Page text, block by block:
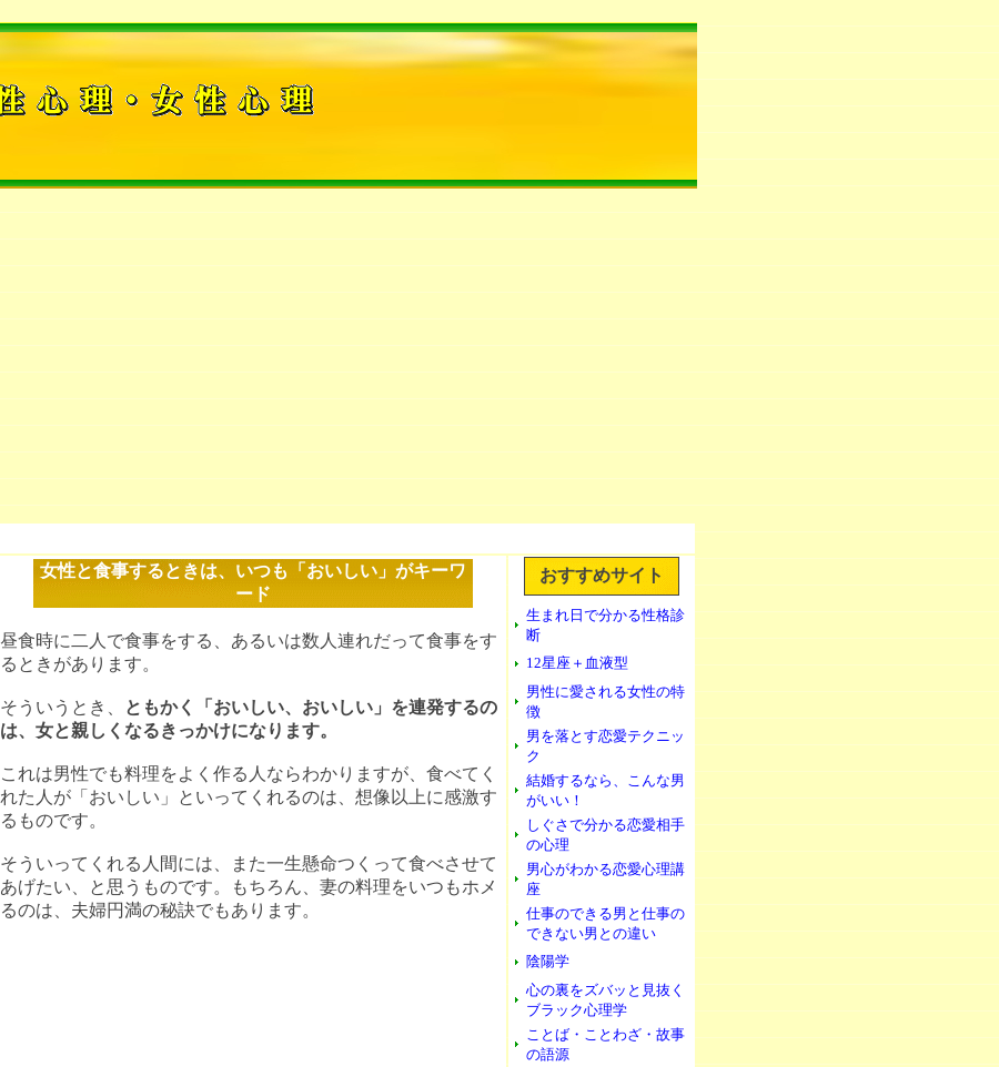
女性と食事するときは、いつも「おいしい」がキーワ
ード
昼食時に二人で食事をする、あるいは数人連れだって食事をす
るときがあります。
そういうとき、
ともかく「おいしい、おいしい」を連発するの
は、女と親しくなるきっかけになります。
これは男性でも料理をよく作る人ならわかりますが、食べてく
れた人が「おいしい」といってくれるのは、想像以上に感激す
るものです。
そういってくれる人間には、また一生懸命つくって食べさせて
あげたい、と思うものです。もちろん、妻の料理をいつもホメ
るのは、夫婦円満の秘訣でもあります。
おすすめサイト
生まれ日で分かる性格診
断
12星座＋血液型
男性に愛される女性の特
徴
男を落とす恋愛テクニッ
ク
結婚するなら、こんな男
がいい！
しぐさで分かる恋愛相手
の心理
男心がわかる恋愛心理講
座
仕事のできる男と仕事の
できない男との違い
陰陽学
心の裏をズバッと見抜く
ブラック心理学
ことば・ことわざ・故事
の語源